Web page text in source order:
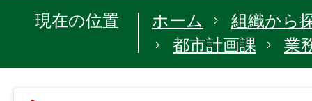
現在の位置 ホーム
組織から
都市計画課
業